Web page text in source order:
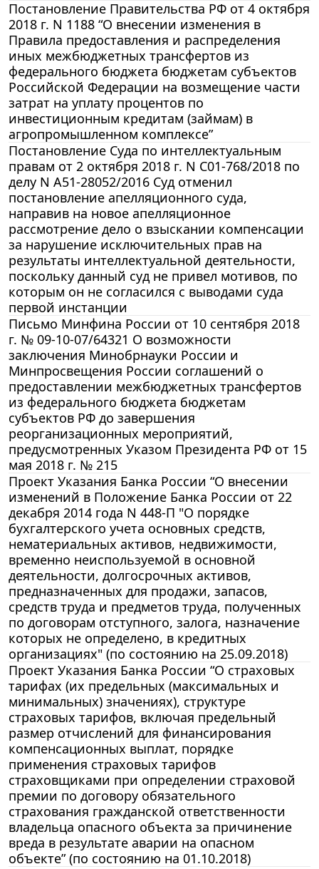
Постановление Правительства РФ от 4 октября
2018 г. N 1188 “О внесении изменения в
Правила предоставления и распределения
иных межбюджетных трансфертов из
федерального бюджета бюджетам субъектов
Российской Федерации на возмещение части
затрат на уплату процентов по
инвестиционным кредитам (займам) в
агропромышленном комплексе”
Постановление Суда по интеллектуальным
правам от 2 октября 2018 г. N С01-768/2018 по
делу N А51-28052/2016 Суд отменил
постановление апелляционного суда,
направив на новое апелляционное
рассмотрение дело о взыскании компенсации
за нарушение исключительных прав на
результаты интеллектуальной деятельности,
поскольку данный суд не привел мотивов, по
которым он не согласился с выводами суда
первой инстанции
Письмо Минфина России от 10 сентября 2018
г. № 09-10-07/64321 О возможности
заключения Минобрнауки России и
Минпросвещения России соглашений о
предоставлении межбюджетных трансфертов
из федерального бюджета бюджетам
субъектов РФ до завершения
реорганизационных мероприятий,
предусмотренных Указом Президента РФ от 15
мая 2018 г. № 215
Проект Указания Банка России “О внесении
изменений в Положение Банка России от 22
декабря 2014 года N 448-П "О порядке
бухгалтерского учета основных средств,
нематериальных активов, недвижимости,
временно неиспользуемой в основной
деятельности, долгосрочных активов,
предназначенных для продажи, запасов,
средств труда и предметов труда, полученных
по договорам отступного, залога, назначение
которых не определено, в кредитных
организациях" (по состоянию на 25.09.2018)
Проект Указания Банка России “О страховых
тарифах (их предельных (максимальных и
минимальных) значениях), структуре
страховых тарифов, включая предельный
размер отчислений для финансирования
компенсационных выплат, порядке
применения страховых тарифов
страховщиками при определении страховой
премии по договору обязательного
страхования гражданской ответственности
владельца опасного объекта за причинение
вреда в результате аварии на опасном
объекте” (по состоянию на 01.10.2018)